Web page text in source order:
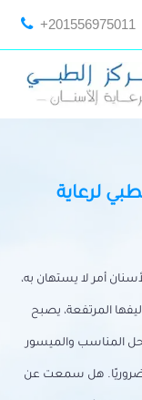
+201556975011
لرعاية
أمر لا يستهان به،
المرتفعة، يصبح
المناسب والميسور
ضروريًا. هل سمعت عن